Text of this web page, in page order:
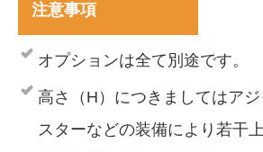
注意事項
オプションは全て別途です。
高さ（H）につきましてはア
スターなどの装備により若干